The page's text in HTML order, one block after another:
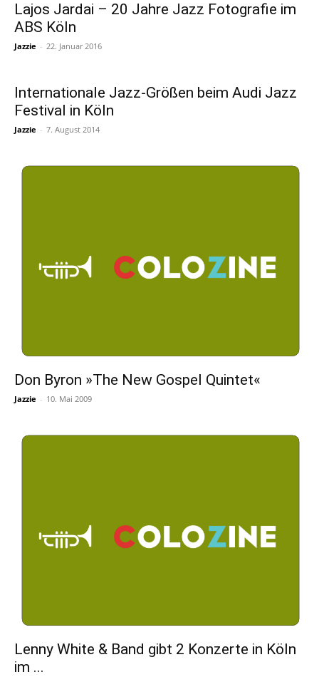
Lajos Jardai – 20 Jahre Jazz Fotografie im
ABS Köln
Jazzie - 22. Januar 2016
Internationale Jazz-Größen beim Audi Jazz
Festival in Köln
Jazzie - 7. August 2014
Don Byron »The New Gospel Quintet«
Jazzie - 10. Mai 2009
Lenny White & Band gibt 2 Konzerte in Köln
im ...